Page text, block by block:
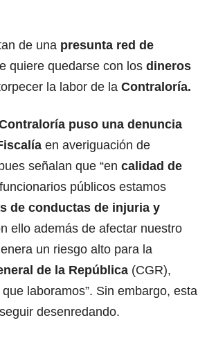
de una presunta red de
quiere quedarse con los dineros
la labor de la Contraloría.
puso una denuncia
en averiguación de
señalan que “en calidad de
públicos estamos
de conductas de injuria y
ello además de afectar nuestro
un riesgo alto para la
de la República (CGR),
laboramos”. Sin embargo, esta
desenredando.